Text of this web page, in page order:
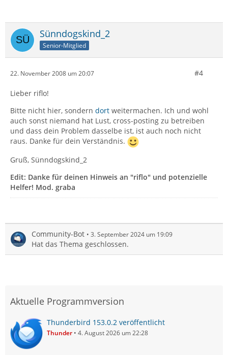
Sünndogskind_2
Senior-Mitglied
22. November 2008 um 20:07 #4
Lieber riflo!
Bitte nicht hier, sondern dort weitermachen. Ich und wohl
auch sonst niemand hat Lust, cross-posting zu betreiben
und dass dein Problem dasselbe ist, ist auch noch nicht
raus. Danke für dein Verständnis.
Gruß, Sünndogskind_2
Edit: Danke für deinen Hinweis an "riflo" und potenzielle
Helfer! Mod. graba
Community-Bot 3. September 2024 um 19:09
Hat das Thema geschlossen.
Aktuelle Programmversion
Thunderbird 153.0.2 veröffentlicht
Thunder 4. August 2026 um 22:28